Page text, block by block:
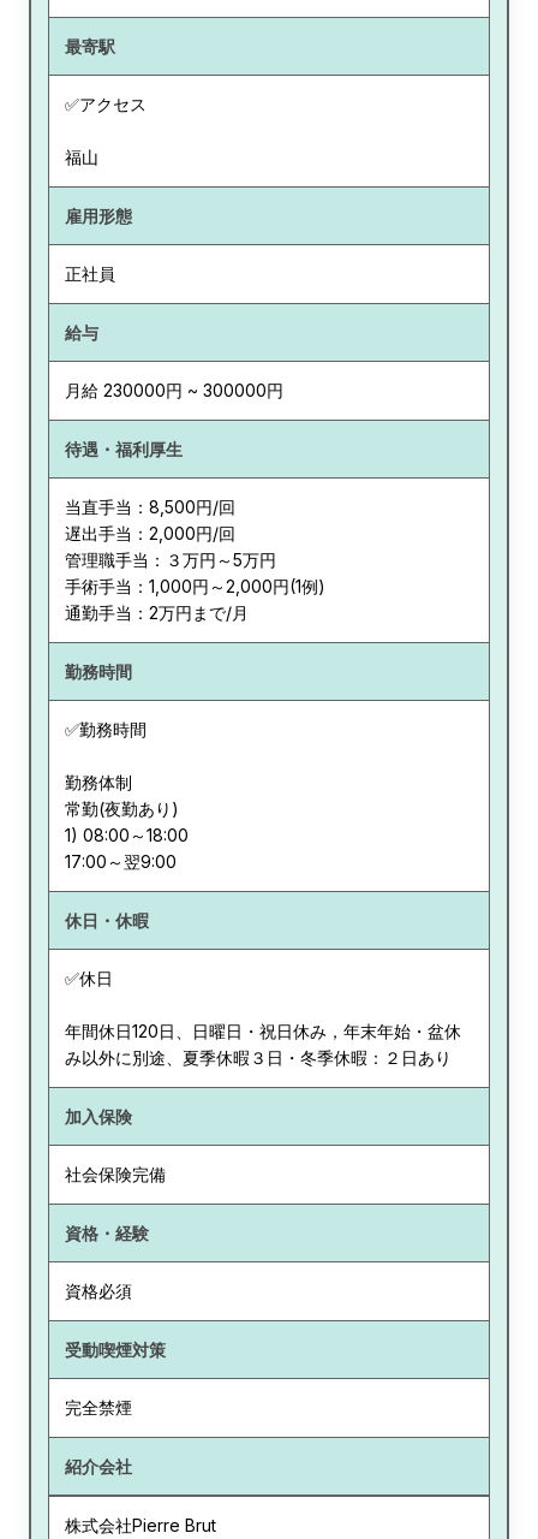
最寄駅
✅アクセス
福山
雇用形態
正社員
給与
月給 230000円 ~ 300000円
待遇・福利厚生
当直手当：8,500円/回
遅出手当：2,000円/回
管理職手当：３万円～5万円
手術手当：1,000円～2,000円(1例)
通勤手当：2万円まで/月
勤務時間
✅勤務時間
勤務体制
常勤(夜勤あり)
1) 08:00～18:00
休日・休暇
✅休日
年間休日120日、日曜日・祝日休み，年末年始・盆休
み以外に別途、夏季休暇３日・冬季休暇：２日あり
加入保険
社会保険完備
資格・経験
資格必須
受動喫煙対策
完全禁煙
紹介会社
株式会社Pierre Brut